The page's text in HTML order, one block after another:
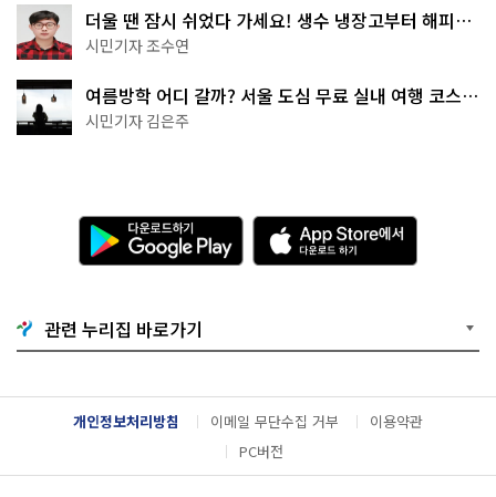
더울 땐 잠시 쉬었다 가세요! 생수 냉장고부터 해피소
·무더위쉼터까지
시민기자 조수연
여름방학 어디 갈까? 서울 도심 무료 실내 여행 코스
추천
시민기자 김은주
다
운
로
기
G
o
g
l
e
A
p
p
e
서
다
운
관련 누리집 바로가기
개인정보처리방침 이메일 무단수집 거부
이용약관
PC버전